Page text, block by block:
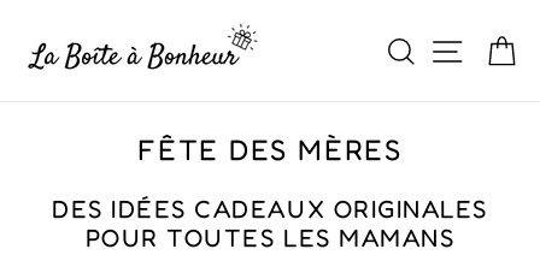
Rechercher
FÊTE DES MÈRES
DES IDÉES CADEAUX ORIGINALES
POUR TOUTES LES MAMANS